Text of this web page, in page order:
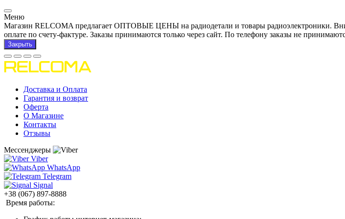
Меню
Магазин RELCOMA предлагает ОПТОВЫЕ ЦЕНЫ на радиодетали и товары радиоэлектроники.
оплате по счету-фактуре. Заказы принимаются только через сайт. По телефону заказы не
Закрыть
Доставка и Оплата
Гарантия и возврат
Оферта
О Магазине
Контакты
Отзывы
Мессенджеры
Viber
WhatsApp
Telegram
Signal
+38 (067) 897-8888
Время работы: